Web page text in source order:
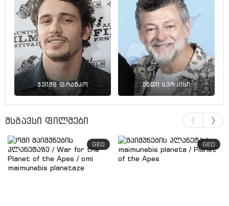
ჯეიმზ ფრანკო ენდი სერკისი
მსგავსი ფილმები
GEO GEO